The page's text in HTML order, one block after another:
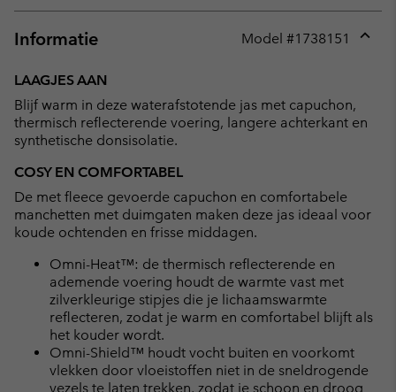
Informatie Model #1738151
LAAGJES AAN
Blijf warm in deze waterafstotende jas met capuchon,
thermisch reflecterende voering, langere achterkant en
synthetische donsisolatie.
COSY EN COMFORTABEL
De met fleece gevoerde capuchon en comfortabele
manchetten met duimgaten maken deze jas ideaal voor
koude ochtenden en frisse middagen.
Omni-Heat™: de thermisch reflecterende en
ademende voering houdt de warmte vast met
zilverkleurige stipjes die je lichaamswarmte
reflecteren, zodat je warm en comfortabel blijft als
het kouder wordt.
Omni-Shield™ houdt vocht buiten en voorkomt
vlekken door vloeistoffen niet in de sneldrogende
vezels te laten trekken, zodat je schoon en droog